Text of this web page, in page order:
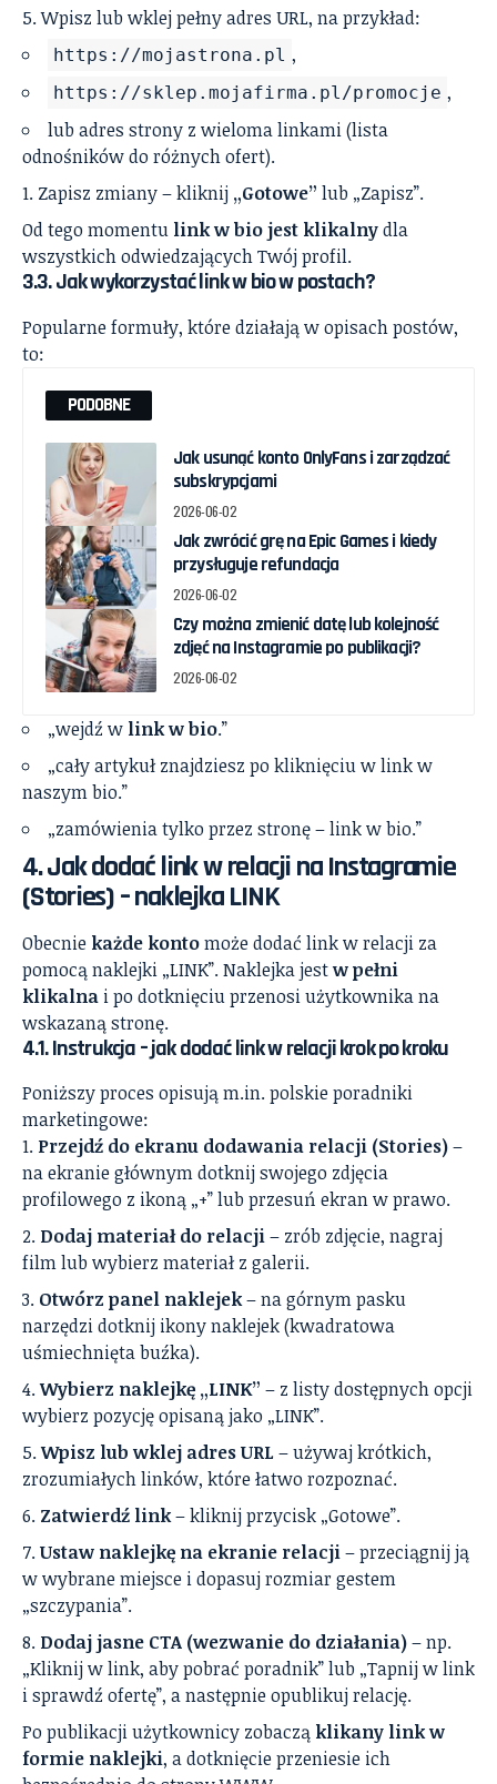
Wpisz lub wklej pełny adres URL, na przykład:
https://mojastrona.pl ,
https://sklep.mojafirma.pl/promocje ,
lub adres strony z wieloma linkami (lista
odnośników do różnych ofert).
Zapisz zmiany – kliknij „Gotowe” lub „Zapisz”.
Od tego momentu link w bio jest klikalnydla
wszystkich odwiedzających Twój profil.
3.3. Jak wykorzystać link w bio w postach?
Popularne formuły, które działają w opisach postów,
to:
PODOBNE
Jak usunąć konto OnlyFans i zarządzać
subskrypcjami
2026-06-02
Jak zwrócić grę na Epic Games i kiedy
przysługuje refundacja
2026-06-02
Czy można zmienić datę lub kolejność
zdjęć na Instagramie po publikacji?
2026-06-02
„wejdź w link w bio.”
„cały artykuł znajdziesz po kliknięciu w link w
naszym bio.”
„zamówienia tylko przez stronę – link w bio.”
4. Jak dodać link w relacji na Instagramie
(Stories) – naklejka LINK
Obecnie każde kontomoże dodać link w relacji za
pomocą naklejki „LINK”. Naklejka jestw pełni
klikalna i po dotknięciu przenosi użytkownika na
wskazaną stronę.
4.1. Instrukcja – jak dodać link w relacji krok po kroku
Poniższy proces opisują m.in. polskie poradniki
marketingowe:
Przejdź do ekranu dodawania relacji (Stories)–
na ekranie głównym dotknij swojego zdjęcia
profilowego z ikoną „+” lub przesuń ekran w prawo.
Dodaj materiał do relacji– zrób zdjęcie, nagraj
film lub wybierz materiał z galerii.
Otwórz panel naklejek– na górnym pasku
narzędzi dotknij ikony naklejek (kwadratowa
uśmiechnięta buźka).
Wybierz naklejkę „LINK” – z listy dostępnych opcji
wybierz pozycję opisaną jako „LINK”.
Wpisz lub wklej adres URL– używaj krótkich,
zrozumiałych linków, które łatwo rozpoznać.
Zatwierdź link– kliknij przycisk „Gotowe”.
Ustaw naklejkę na ekranie relacji– przeciągnij ją
w wybrane miejsce i dopasuj rozmiar gestem
„szczypania”.
Dodaj jasne CTA (wezwanie do działania)– np.
„Kliknij w link, aby pobrać poradnik” lub „Tapnij w link
i sprawdź ofertę”, a następnie opublikuj relację.
Po publikacji użytkownicy zobaczą klikany link w
formie naklejki, a dotknięcie przeniesie ich